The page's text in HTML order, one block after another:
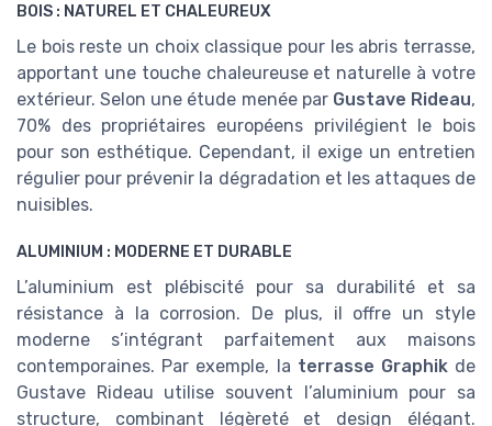
BOIS : NATUREL ET CHALEUREUX
Le bois reste un choix classique pour les abris terrasse,
apportant une touche chaleureuse et naturelle à votre
extérieur. Selon une étude menée par Gustave Rideau,
70% des propriétaires européens privilégient le bois
pour son esthétique. Cependant, il exige un entretien
régulier pour prévenir la dégradation et les attaques de
nuisibles.
ALUMINIUM : MODERNE ET DURABLE
L’aluminium est plébiscité pour sa durabilité et sa
résistance à la corrosion. De plus, il offre un style
moderne s’intégrant parfaitement aux maisons
contemporaines. Par exemple, la terrasse Graphikde
Gustave Rideau utilise souvent l’aluminium pour sa
structure, combinant légèreté et design élégant.